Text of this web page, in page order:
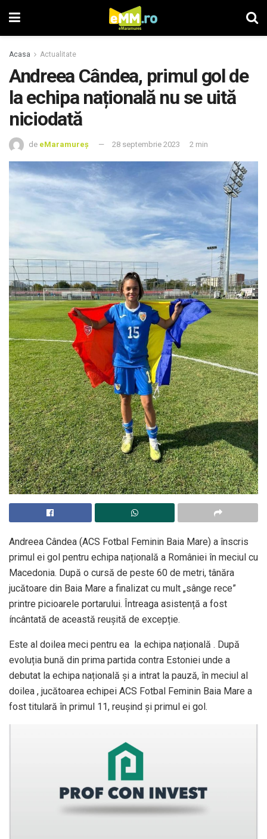
Acasa Actualitate
Andreea Cândea, primul gol de
la echipa națională nu se uită
niciodată
de eMaramureș 28 septembrie 2023 2 min
Andreea Cândea (ACS Fotbal Feminin Baia Mare) a înscris
primul ei gol pentru echipa națională a României în meciul cu
Macedonia. După o cursă de peste 60 de metri, tânăra
jucătoare din Baia Mare a finalizat cu mult „sânge rece”
printre picioarele portarului. Întreaga asistență a fost
íncântată de această reuşită de excepție.
Este al doilea meci pentru ea la echipa națională . După
evoluția bună din prima partida contra Estoniei unde a
debutat la echipa națională și a intrat la pauză, în meciul al
doilea , jucătoarea echipei ACS Fotbal Feminin Baia Mare a
fost titulară în primul 11, reușind și primul ei gol.